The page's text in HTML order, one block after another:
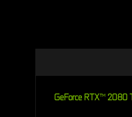
GeForce RTXTM2080